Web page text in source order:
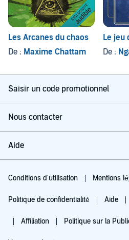
Les Arcanes du chaos
De : Maxime Chattam
Le jeu
De :
Saisir un code promotionnel
Nous contacter
Aide
Conditions d'utilisation Mentions
Politique de confidentialité Aide
Affiliation Politique sur la